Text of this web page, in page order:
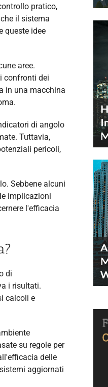
pratico,
il sistema
queste idee
aree.
confronti dei
in una macchina
di angolo
Tuttavia,
pericoli,
Sebbene alcuni
implicazioni
l'efficacia
di
i risultati.
calcoli e
su regole per
delle
aggiornati